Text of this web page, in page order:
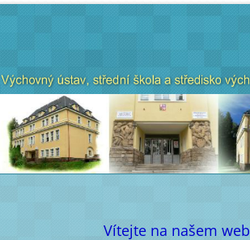
Vítejte na našem